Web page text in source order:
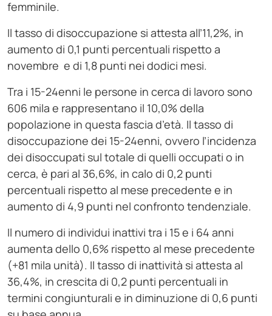
femminile.
Il tasso di disoccupazione si attesta all’11,2%, in
aumento di 0,1 punti percentuali rispetto a
novembre e di 1,8 punti nei dodici mesi.
Tra i 15-24enni le persone in cerca di lavoro sono
606 mila e rappresentano il 10,0% della
popolazione in questa fascia d’età. Il tasso di
disoccupazione dei 15-24enni, ovvero l’incidenza
dei disoccupati sul totale di quelli occupati o in
cerca, è pari al 36,6%, in calo di 0,2 punti
percentuali rispetto al mese precedente e in
aumento di 4,9 punti nel confronto tendenziale.
Il numero di individui inattivi tra i 15 e i 64 anni
aumenta dello 0,6% rispetto al mese precedente
(+81 mila unità). Il tasso di inattività si attesta al
36,4%, in crescita di 0,2 punti percentuali in
termini congiunturali e in diminuzione di 0,6 punti